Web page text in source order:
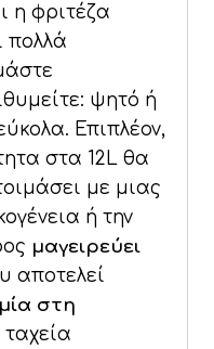
η φριτέζα
πολλά
ψητό ή
Επιπλέον,
στα 12L θα
με μιας
ή την
μαγειρεύει
αποτελεί
στη